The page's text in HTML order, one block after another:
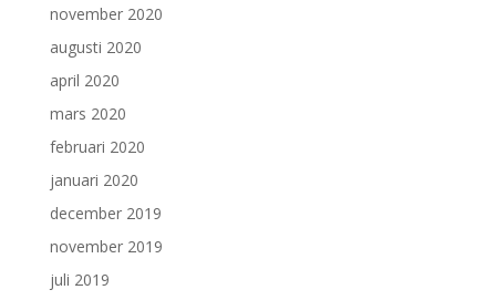
november 2020
augusti 2020
april 2020
mars 2020
februari 2020
januari 2020
december 2019
november 2019
juli 2019